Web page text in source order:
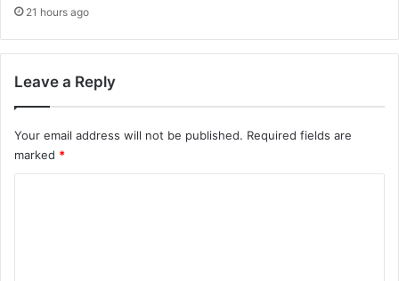
21 hours ago
Leave a Reply
Your email address will not be published. Required fields are
marked *